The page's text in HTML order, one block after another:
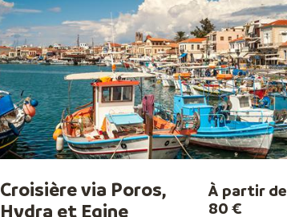
Croisière via Poros,
Hydra et Egine
À partir de
80 €